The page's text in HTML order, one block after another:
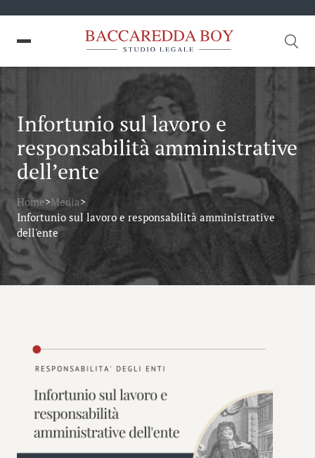
Infortunio sul lavoro e
responsabilità amministrative
dell’ente
Home>Media>
Infortunio sul lavoro e responsabilità amministrative
dell'ente